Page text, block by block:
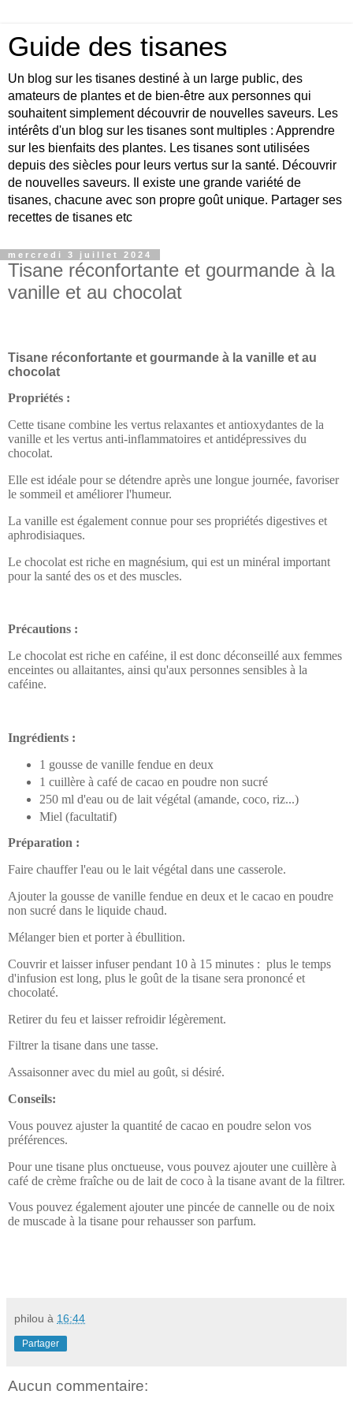
Guide des tisanes
Un blog sur les tisanes destiné à un large public, des
amateurs de plantes et de bien-être aux personnes qui
souhaitent simplement découvrir de nouvelles saveurs. Les
intérêts d'un blog sur les tisanes sont multiples : Apprendre
sur les bienfaits des plantes. Les tisanes sont utilisées
depuis des siècles pour leurs vertus sur la santé. Découvrir
de nouvelles saveurs. Il existe une grande variété de
tisanes, chacune avec son propre goût unique. Partager ses
recettes de tisanes etc
mercredi 3 juillet 2024
Tisane réconfortante et gourmande à la
vanille et au chocolat
Tisane réconfortante et gourmande à la vanille et au
chocolat
Propriétés :
Cette tisane combine les vertus relaxantes et antioxydantes de la
vanille et les vertus anti-inflammatoires et antidépressives du
chocolat.
Elle est idéale pour se détendre après une longue journée, favoriser
le sommeil et améliorer l'humeur.
La vanille est également connue pour ses propriétés digestives et
aphrodisiaques.
Le chocolat est riche en magnésium, qui est un minéral important
pour la santé des os et des muscles.
Précautions :
Le chocolat est riche en caféine, il est donc déconseillé aux femmes
enceintes ou allaitantes, ainsi qu'aux personnes sensibles à la
caféine.
Ingrédients :
1 gousse de vanille fendue en deux
1 cuillère à café de cacao en poudre non sucré
250 ml d'eau ou de lait végétal (amande, coco, riz...)
Miel (facultatif)
Préparation :
Faire chauffer l'eau ou le lait végétal dans une casserole.
Ajouter la gousse de vanille fendue en deux et le cacao en poudre
non sucré dans le liquide chaud.
Mélanger bien et porter à ébullition.
Couvrir et laisser infuser pendant 10 à 15 minutes : plus le temps
d'infusion est long, plus le goût de la tisane sera prononcé et
chocolaté.
Retirer du feu et laisser refroidir légèrement.
Filtrer la tisane dans une tasse.
Assaisonner avec du miel au goût, si désiré.
Conseils:
Vous pouvez ajuster la quantité de cacao en poudre selon vos
préférences.
Pour une tisane plus onctueuse, vous pouvez ajouter une cuillère à
café de crème fraîche ou de lait de coco à la tisane avant de la filtrer.
Vous pouvez également ajouter une pincée de cannelle ou de noix
de muscade à la tisane pour rehausser son parfum.
philou à 16:44
Partager
Aucun commentaire: